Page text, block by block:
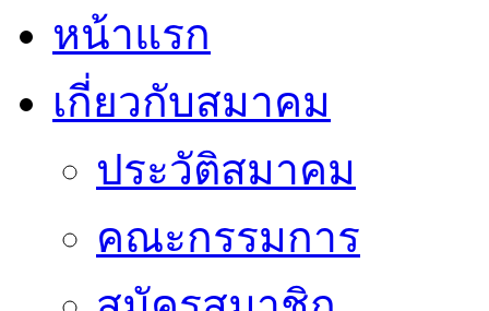
หน้าแรก
เกี่ยวกับสมาคม
ประวัติสมาคม
คณะกรรมการ